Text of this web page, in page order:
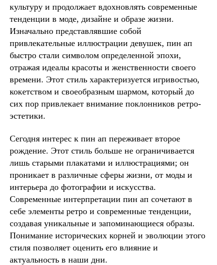
культуру и продолжает вдохновлять современные
тенденции в моде, дизайне и образе жизни.
Изначально представлявшие собой
привлекательные иллюстрации девушек, пин ап
быстро стали символом определенной эпохи,
отражая идеалы красоты и женственности своего
времени. Этот стиль характеризуется игривостью,
кокетством и своеобразным шармом, который до
сих пор привлекает внимание поклонников ретро-
эстетики.
Сегодня интерес к пин ап переживает второе
рождение. Этот стиль больше не ограничивается
лишь старыми плакатами и иллюстрациями; он
проникает в различные сферы жизни, от моды и
интерьера до фотографии и искусства.
Современные интерпретации пин ап сочетают в
себе элементы ретро и современные тенденции,
создавая уникальные и запоминающиеся образы.
Понимание исторических корней и эволюции этого
стиля позволяет оценить его влияние и
актуальность в наши дни.